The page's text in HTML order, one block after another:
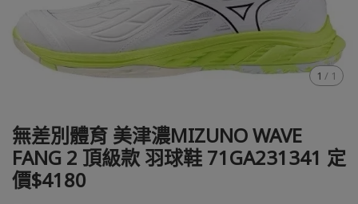
1 / 1
無差別體育 美津濃MIZUNO WAVE
FANG 2 頂級款 羽球鞋 71GA231341 定
價$4180